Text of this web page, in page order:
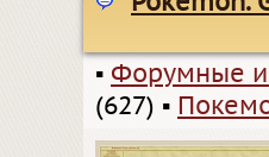
▪ Форумные
(627) ▪